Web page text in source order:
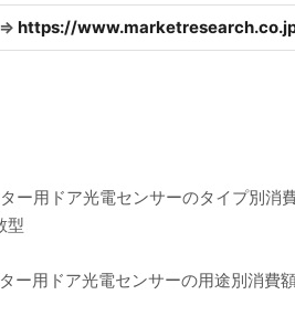
⇒ https://
ー用ドア光電センサーのタイプ別
型
ー用ドア光電センサーの用途別消